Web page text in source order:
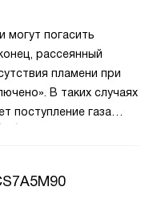
могут погасить
рассеянный
пламени при
В таких случаях
поступление газа